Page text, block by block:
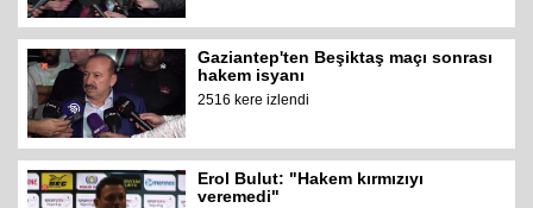
Gaziantep'ten Beşiktaş maçı sonrası
hakem isyanı
2516 kere izlendi
Erol Bulut: "Hakem kırmızıyı
veremedi"